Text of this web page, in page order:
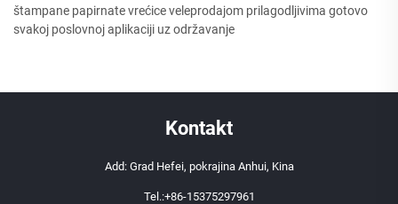
štampane papirnate vrećice veleprodajom prilagodljivima gotovo
svakoj poslovnoj aplikaciji uz održavanje
Kontakt
Add: Grad Hefei, pokrajina Anhui, Kina
Tel.:+86-15375297961